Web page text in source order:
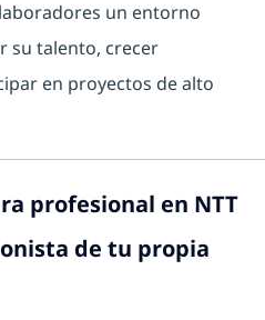
un entorno
su talento, crecer
en proyectos de alto
profesional en NTT
de tu propia